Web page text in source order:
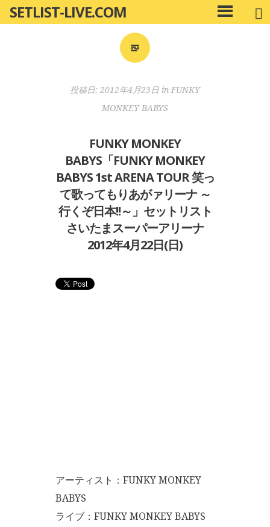
ン
SETLIST-LIVE.COM
メ
イ
投稿日: 2012年4月23日 in FUNKY
MONKEY BABYS
FUNKY MONKEY
BABYS「FUNKY MONKEY
BABYS 1st ARENA TOUR 笑っ
て歌ってもりあがァリーナ ～
行くぞ日本!!～」セットリスト
さいたまスーパーアリーナ
2012年4月22日(日)
アーティスト：FUNKY MONKEY
BABYS
ライブ：FUNKY MONKEY BABYS